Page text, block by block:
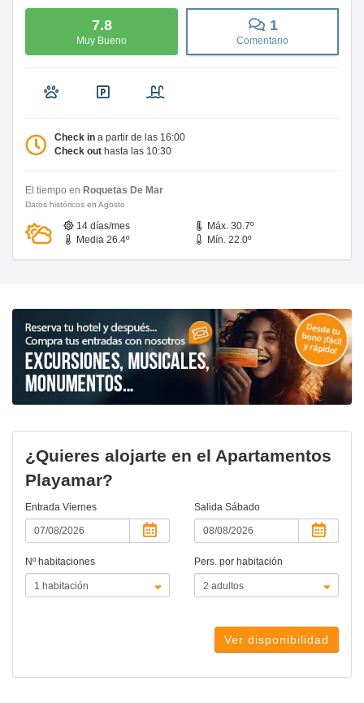
7.8
Muy Bueno
1
Comentario
Check in a partir de las 16:00
Check out hasta las 10:30
El tiempo en Roquetas De Mar
Datos históricos en Agosto
14 días/mes
Máx. 30.7º
Media 26.4º
Mín. 22.0º
¿Quieres alojarte en el Apartamentos
Playamar?
Entrada Viernes Salida Sábado
Nº habitaciones Pers. por habitación
Ver disponibilidad